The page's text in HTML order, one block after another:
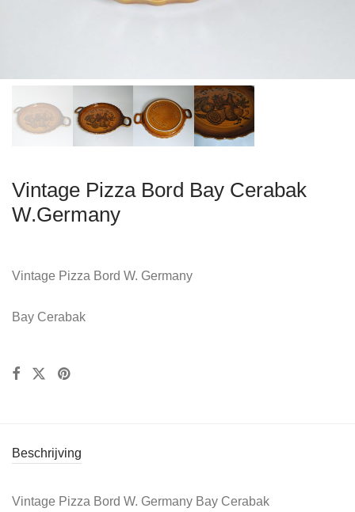
Vintage Pizza Bord Bay Cerabak
W.Germany
Vintage Pizza Bord W. Germany
Bay Cerabak
Beschrijving
Vintage Pizza Bord W. Germany Bay Cerabak